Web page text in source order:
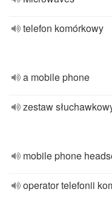
telefon komórkowy
a mobile phone
zestaw
mobile phone
operator telefonii